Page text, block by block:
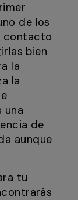
de los
contacto
bien
la
la
una
de
aunque
tu